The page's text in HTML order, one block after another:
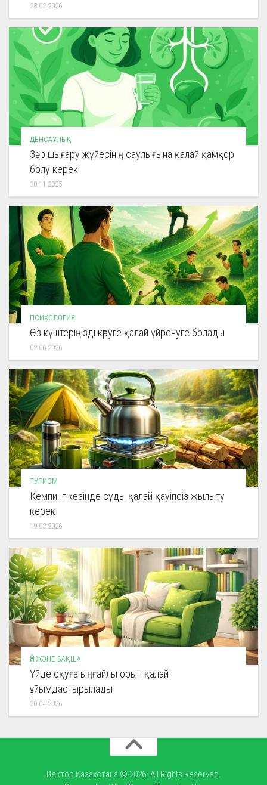
28.02.2026
ДЕНСАУЛЫҚ
Зәр шығару жүйесінің саулығына қалай қамқор
болу керек
30.11.2025
ПСИХОЛОГИЯ
Өз күштеріңізді көруге қалай үйренуге болады
02.06.2026
ТУРИЗМ
Кемпинг кезінде суды қалай қауіпсіз жылыту
керек
19.03.2026
ҮЙ ЖӘНЕ БАҚША
Үйде оқуға ыңғайлы орын қалай
ұйымдастырылады
20.04.2026
Вектор Казахстана © 2026. All Rights Reserved.